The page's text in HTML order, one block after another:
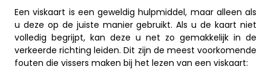
Een viskaart is een geweldig hulpmiddel, maar alleen als
u deze op de juiste manier gebruikt. Als u de kaart niet
volledig begrijpt, kan deze u net zo gemakkelijk in de
verkeerde richting leiden. Dit zijn de meest voorkomende
fouten die vissers maken bij het lezen van een viskaart: